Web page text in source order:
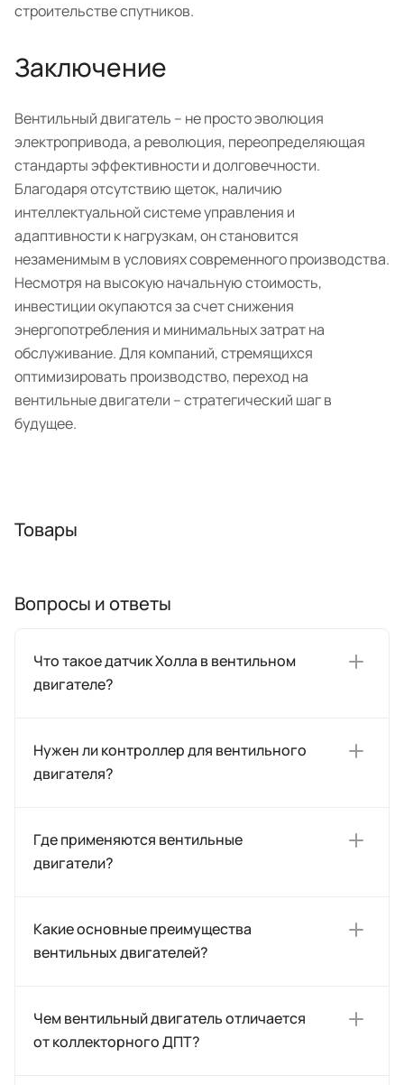
строительстве спутников.
Заключение
Вентильный двигатель – не просто эволюция
электропривода, а революция, переопределяющая
стандарты эффективности и долговечности.
Благодаря отсутствию щеток, наличию
интеллектуальной системе управления и
адаптивности к нагрузкам, он становится
незаменимым в условиях современного производства.
Несмотря на высокую начальную стоимость,
инвестиции окупаются за счет снижения
энергопотребления и минимальных затрат на
обслуживание. Для компаний, стремящихся
оптимизировать производство, переход на
вентильные двигатели – стратегический шаг в
будущее.
Товары
Вопросы и ответы
Что такое датчик Холла в вентильном
двигателе?
Нужен ли контроллер для вентильного
двигателя?
Где применяются вентильные
двигатели?
Какие основные преимущества
вентильных двигателей?
Чем вентильный двигатель отличается
от коллекторного ДПТ?